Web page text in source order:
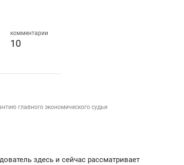
комментарии
10
главного экономического судьи
здесь и сейчас рассматривает
«Готовые решения»
вообще,